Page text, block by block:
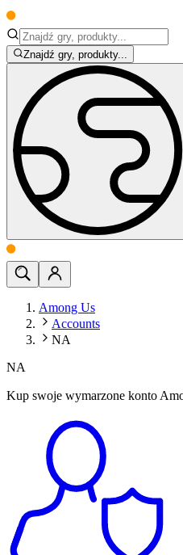
Znajdź gry, produkty...
Among Us
Accounts
NA
NA
Kup swoje wymarzone konto